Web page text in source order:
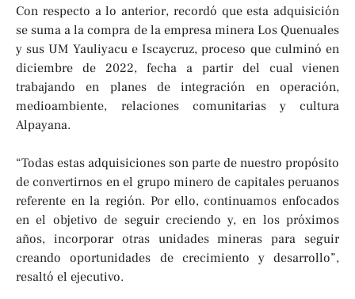
Con respecto a lo anterior, recordó que esta adquisición
se suma a la compra de la empresa minera Los Quenuales
y sus UM Yauliyacu e Iscaycruz, proceso que culminó en
diciembre de 2022, fecha a partir del cual vienen
trabajando en planes de integración en operación,
medioambiente, relaciones comunitarias y cultura
Alpayana.
“Todas estas adquisiciones son parte de nuestro propósito
de convertirnos en el grupo minero de capitales peruanos
referente en la región. Por ello, continuamos enfocados
en el objetivo de seguir creciendo y, en los próximos
años, incorporar otras unidades mineras para seguir
creando oportunidades de crecimiento y desarrollo”,
resaltó el ejecutivo.